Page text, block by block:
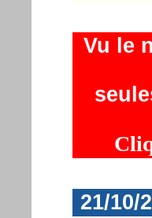
Vu le
21/10/